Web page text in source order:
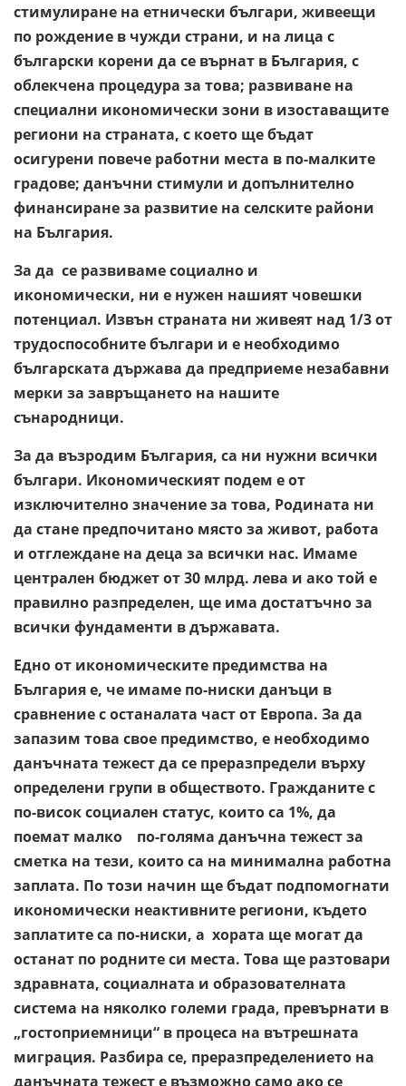
стимулиране на етнически българи, живеещи
по рождение в чужди страни, и на лица с
български корени да се върнат в България, с
облекчена процедура за това; развиване на
специални икономически зони в изоставащите
региони на страната, с което ще бъдат
осигурени повече работни места в по-малките
градове; данъчни стимули и допълнително
финансиране за развитие на селските райони
на България.
За да се развиваме социално и
икономически, ни е нужен нашият човешки
потенциал. Извън страната ни живеят над 1/3 от
трудоспособните българи и е необходимо
българската държава да предприеме незабавни
мерки за завръщането на нашите
сънародници.
За да възродим България, са ни нужни всички
българи. Икономическият подем е от
изключително значение за това, Родината ни
да стане предпочитано място за живот, работа
и отглеждане на деца за всички нас. Имаме
централен бюджет от 30 млрд. лева и ако той е
правилно разпределен, ще има достатъчно за
всички фундаменти в държавата.
Едно от икономическите предимства на
България е, че имаме по-ниски данъци в
сравнение с останалата част от Европа. За да
запазим това свое предимство, е необходимо
данъчната тежест да се преразпредели върху
определени групи в обществото. Гражданите с
по-висок социален статус, които са 1%, да
поемат малко по-голяма данъчна тежест за
сметка на тези, които са на минимална работна
заплата. По този начин ще бъдат подпомогнати
икономически неактивните региони, където
заплатите са по-ниски, а хората ще могат да
останат по родните си места. Това ще разтовари
здравната, социалната и образователната
система на няколко големи града, превърнати в
„гостоприемници“ в процеса на вътрешната
миграция. Разбира се, преразпределението на
данъчната тежест е възможно само ако се